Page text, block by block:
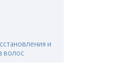
и
волос